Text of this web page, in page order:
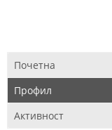
Почетна
Профил
Активност